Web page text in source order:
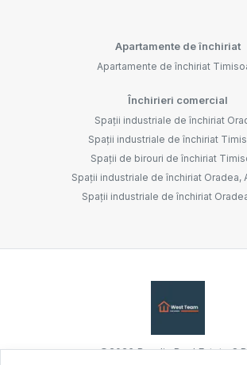
Apartamente de închiriat
Apartamente de închiriat
Închirieri comercial
Spații industriale de închiriat
Spații industriale de închiriat
Spații de birouri de închiriat
Spații industriale de închiriat Oradea,
Spații industriale de închiriat
©2026Bandis Real Estate